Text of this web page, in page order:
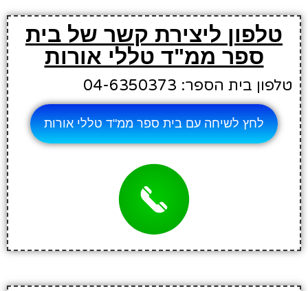
טלפון ליצירת קשר של בית
ספר ממ"ד טללי אורות
טלפון בית הספר: 04-6350373
לחץ לשיחה עם בית ספר ממ"ד טללי אורות